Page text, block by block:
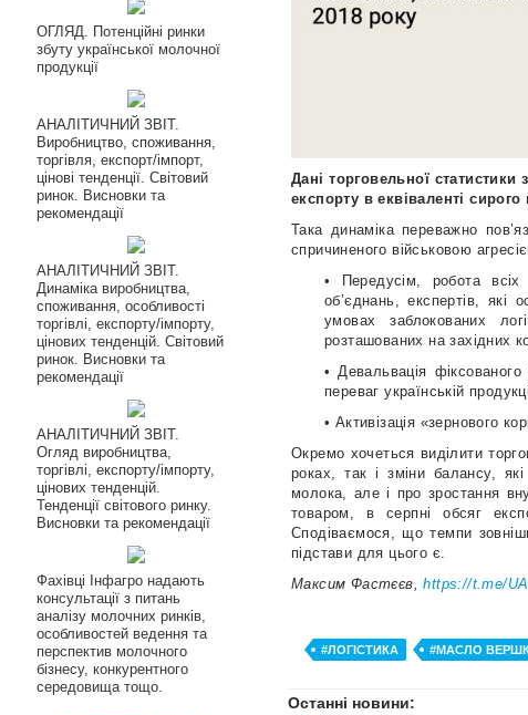
Дані торговельної
експорту в еквіваленті
Така динаміка переважно
спричиненого військовою
• Передусім, робота всіх
об’єднань, експертів, які
умовах заблокованих
розташованих на західних
• Девальвація
переваг українській
• Активізація «зернового
Окремо хочеться виділити
роках, так і зміни балансу,
молока, але і про зростання
товаром, в серпні обсяг
Сподіваємося, що темпи
підстави для цього є.
Максим Фастєєв,https://t.me/
#ЛОГІСТИКА #МАСЛО
Останні новини:
ОГЛЯД. Потенційні ринки
збуту української молочної
продукції
АНАЛІТИЧНИЙ ЗВІТ.
Виробництво, споживання,
торгівля, експорт/імпорт,
цінові тенденції. Світовий
ринок. Висновки та
рекомендації
АНАЛІТИЧНИЙ ЗВІТ.
Динаміка виробництва,
споживання, особливості
торгівлі, експорту/імпорту,
цінових тенденцій. Світовий
ринок. Висновки та
рекомендації
АНАЛІТИЧНИЙ ЗВІТ.
Огляд виробництва,
торгівлі, експорту/імпорту,
цінових тенденцій.
Тенденції світового ринку.
Висновки та рекомендації
Фахівці Інфагро надають
консультації з питань
аналізу молочних ринків,
особливостей ведення та
перспектив молочного
бізнесу, конкурентного
середовища тощо.